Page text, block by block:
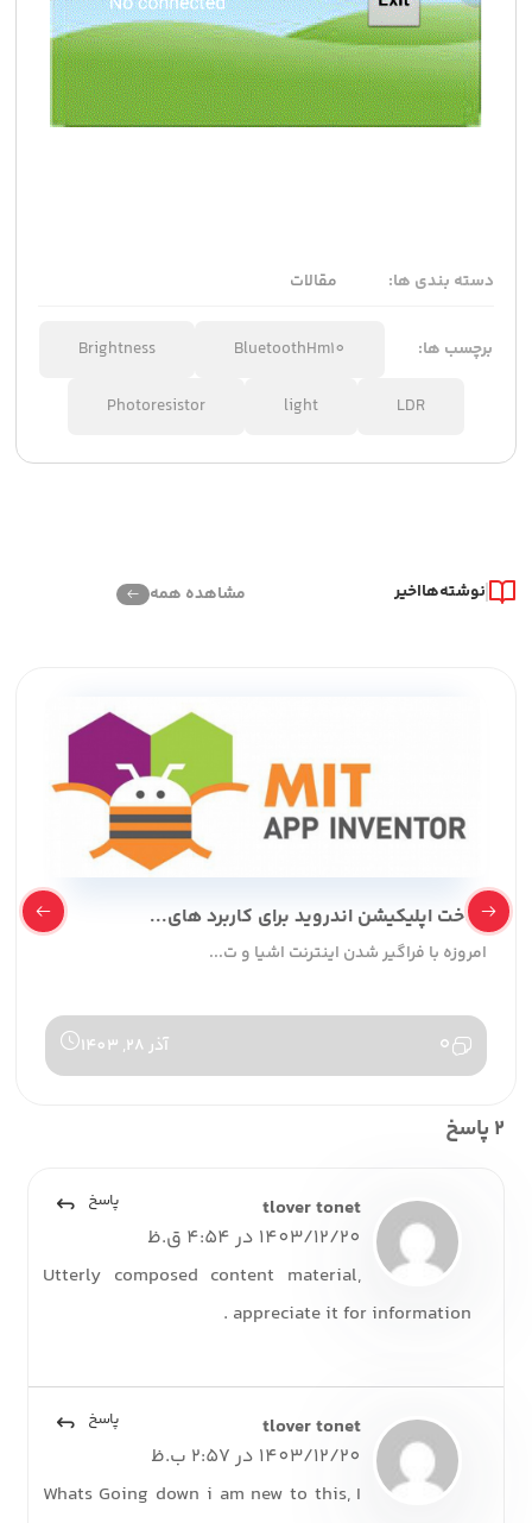
دسته بندی ها: مقالات
برچسب ها: BluetoothHm10
Brightness
LDR
light
Photoresistor
نوشته‌هااخیر مشاهده همه
ساخت اپلیکیشن اندروید برای کاربرد های...
امروزه با فراگیر شدن اینترنت اشیا و ت...
0 آذر 28, 1403
2 پاسخ
tlover tonet
1403/12/20 در 4:54 ق.ظ
Utterly composed content material,
appreciate it for information .
پاسخ
tlover tonet
1403/12/20 در 2:57 ب.ظ
Whats Going down i am new to this, I
پاسخ